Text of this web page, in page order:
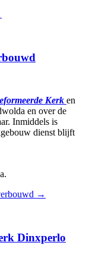
Kerk en
en over de
Inmiddels is
dienst blijft
→
Dinxperlo